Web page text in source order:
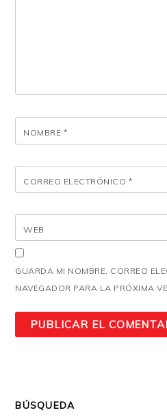
NOMBRE *
CORREO ELECTRÓNICO *
WEB
GUARDA MI NOMBRE, CORREO
NAVEGADOR PARA LA PRÓXIMA
BÚSQUEDA